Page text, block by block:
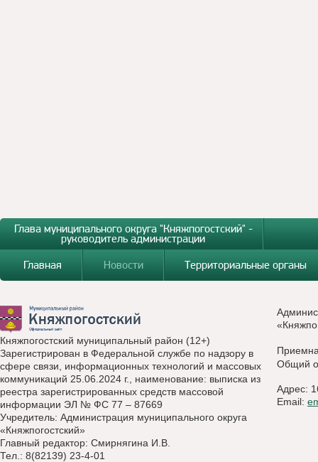
Глава муниципального округа "Княжпогостский" -
руководитель администрации
Главная
Новости Территориальные органы
Княжпогостский муниципальный район (12+)
Зарегистрирован в Федеральной службе по надзору в
сфере связи, информационных технологий и массовых
коммуникаций 25.06.2024 г., наименование: выписка из
реестра зарегистрированных средств массовой
информации ЭЛ № ФС 77 – 87669
Учредитель: Администрация муниципального округа
«Княжпогостский»
Главный редактор: Смирнягина И.В.
Тел.: 8(82139) 23-4-01
Общий
Адрес:
Email: